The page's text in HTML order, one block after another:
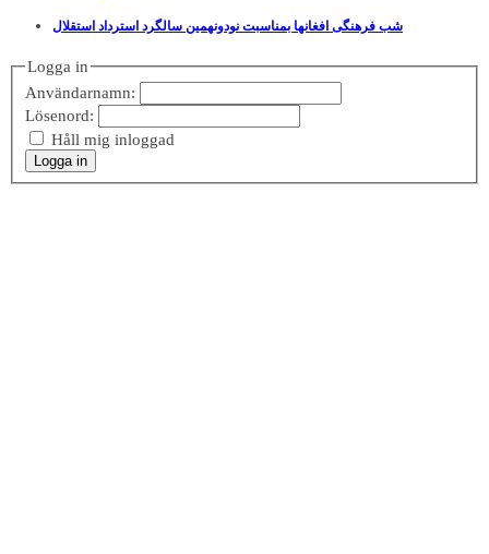
شب فرهنگی افغانها بمناسبت نودونهمین سالگرد استرداد استقلال
Logga in
Användarnamn:
Lösenord:
Håll mig inloggad
Logga in